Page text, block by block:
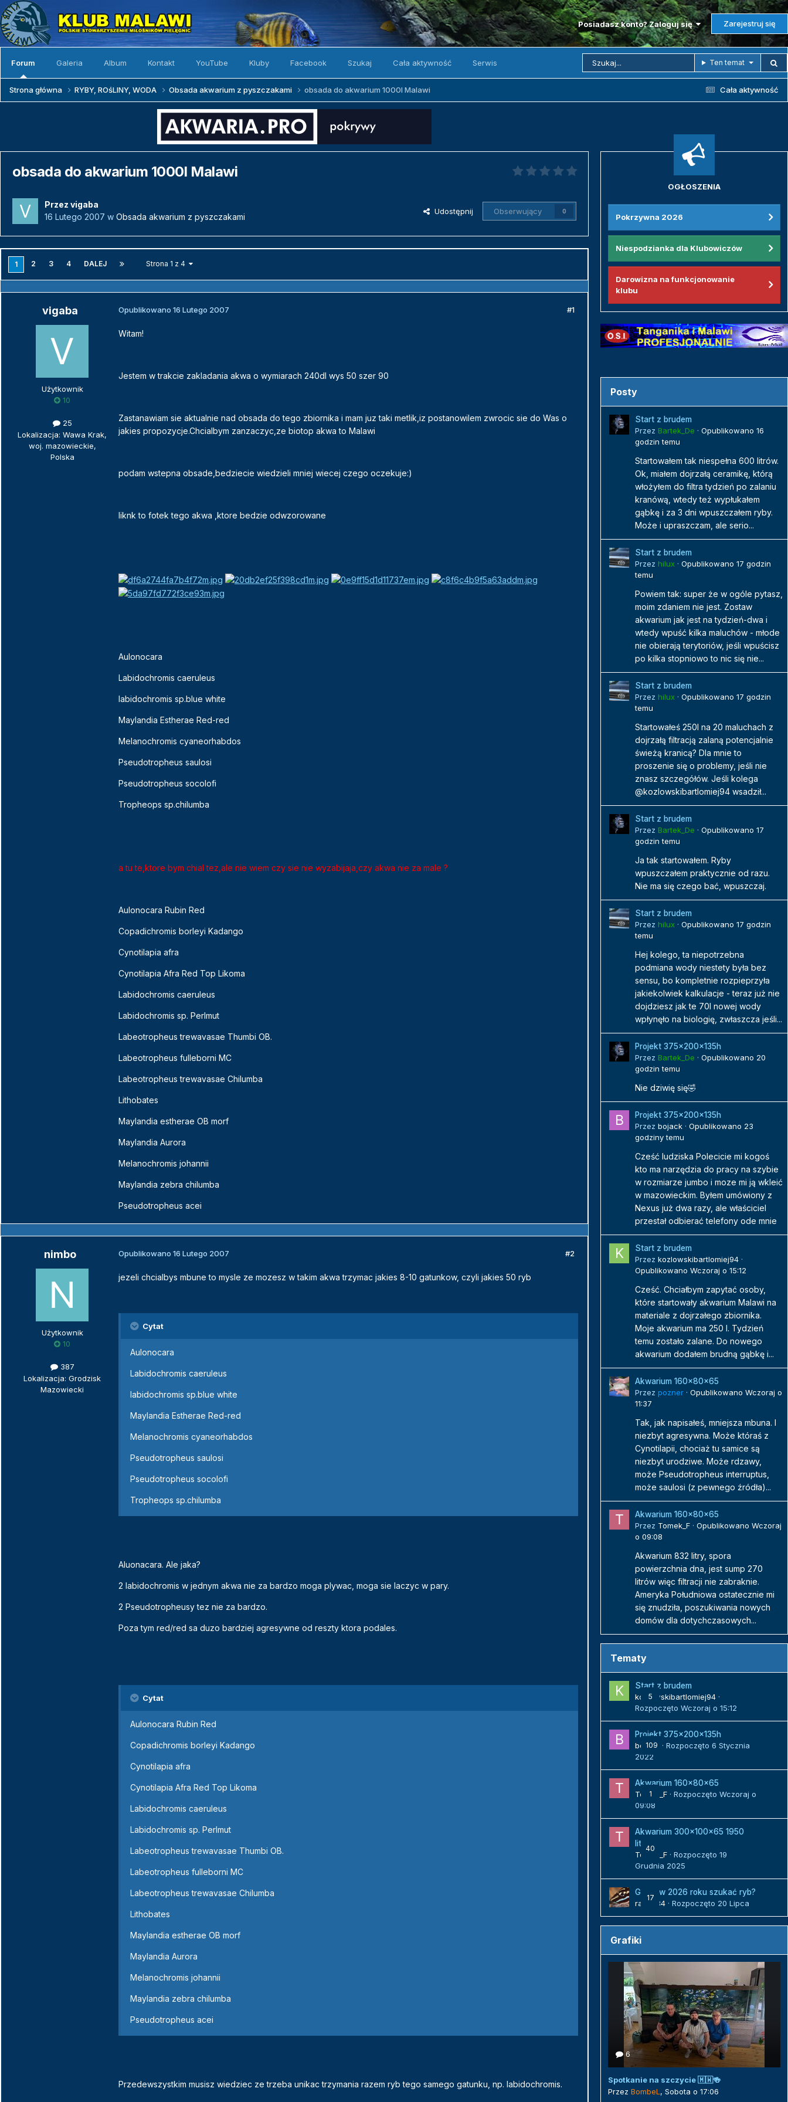
Posiadasz konto? Zaloguj się Zarejestruj się
Forum Galeria Album Kontakt YouTube Kluby Facebook Szukaj Cała aktywność Serwis Ten temat
Cała aktywność
Strona główna RYBY, ROśLINY, WODA Obsada akwarium z pyszczakami obsada do akwarium 1000l Malawi
obsada do akwarium 1000l Malawi
Przez vigaba
16 Lutego 2007 w Obsada akwarium z pyszczakami
Udostępnij Obserwujący 0
1 2 3 4 DALEJ Strona 1 z 4
vigaba
Użytkownik
10
25
Lokalizacja: Wawa Krak,
woj. mazowieckie,
Polska
#1
Opublikowano 16 Lutego 2007
Witam!
Jestem w trakcie zakladania akwa o wymiarach 240dl wys 50 szer 90
Zastanawiam sie aktualnie nad obsada do tego zbiornika i mam juz taki metlik,iz postanowilem zwrocic sie do Was o
jakies propozycje.Chcialbym zanzaczyc,ze biotop akwa to Malawi
podam wstepna obsade,bedziecie wiedzieli mniej wiecej czego oczekuje:)
liknk to fotek tego akwa ,ktore bedzie odwzorowane
Aulonocara
Labidochromis caeruleus
labidochromis sp.blue white
Maylandia Estherae Red-red
Melanochromis cyaneorhabdos
Pseudotropheus saulosi
Pseudotropheus socolofi
Tropheops sp.chilumba
a tu te,ktore bym chial tez,ale nie wiem czy sie nie wyzabijaja,czy akwa nie za male ?
Aulonocara Rubin Red
Copadichromis borleyi Kadango
Cynotilapia afra
Cynotilapia Afra Red Top Likoma
Labidochromis caeruleus
Labidochromis sp. Perlmut
Labeotropheus trewavasae Thumbi OB.
Labeotropheus fulleborni MC
Labeotropheus trewavasae Chilumba
Lithobates
Maylandia estherae OB morf
Maylandia Aurora
Melanochromis johannii
Maylandia zebra chilumba
Pseudotropheus acei
nimbo
Użytkownik
10
387
Lokalizacja: Grodzisk
Mazowiecki
#2
Opublikowano 16 Lutego 2007
jezeli chcialbys mbune to mysle ze mozesz w takim akwa trzymac jakies 8-10 gatunkow, czyli jakies 50 ryb
Cytat
Aulonocara
Labidochromis caeruleus
labidochromis sp.blue white
Maylandia Estherae Red-red
Melanochromis cyaneorhabdos
Pseudotropheus saulosi
Pseudotropheus socolofi
Tropheops sp.chilumba
Aluonacara. Ale jaka?
2 labidochromis w jednym akwa nie za bardzo moga plywac, moga sie laczyc w pary.
2 Pseudotropheusy tez nie za bardzo.
Poza tym red/red sa duzo bardziej agresywne od reszty ktora podales.
Cytat
Aulonocara Rubin Red
Copadichromis borleyi Kadango
Cynotilapia afra
Cynotilapia Afra Red Top Likoma
Labidochromis caeruleus
Labidochromis sp. Perlmut
Labeotropheus trewavasae Thumbi OB.
Labeotropheus fulleborni MC
Labeotropheus trewavasae Chilumba
Lithobates
Maylandia estherae OB morf
Maylandia Aurora
Melanochromis johannii
Maylandia zebra chilumba
Pseudotropheus acei
Przedewszystkim musisz wiedziec ze trzeba unikac trzymania razem ryb tego samego gatunku, np. labidochromis.
OGŁOSZENIA
Pokrzywna 2026
Niespodzianka dla Klubowiczów
Darowizna na funkcjonowanie
klubu
Posty
Start z brudem
Przez Bartek_De · Opublikowano 16
godzin temu
Startowałem tak niespełna 600 litrów.
Ok, miałem dojrzałą ceramikę, którą
włożyłem do filtra tydzień po zalaniu
kranówą, wtedy też wypłukałem
gąbkę i za 3 dni wpuszczałem ryby.
Może i upraszczam, ale serio...
Start z brudem
Przez hilux · Opublikowano 17 godzin
temu
Powiem tak: super że w ogóle pytasz,
moim zdaniem nie jest. Zostaw
akwarium jak jest na tydzień-dwa i
wtedy wpuść kilka maluchów - młode
nie obierają terytoriów, jeśli wpuścisz
po kilka stopniowo to nic się nie...
Start z brudem
Przez hilux · Opublikowano 17 godzin
temu
Startowałeś 250l na 20 maluchach z
dojrzałą filtracją zalaną potencjalnie
świeżą kranicą? Dla mnie to
proszenie się o problemy, jeśli nie
znasz szczegółów. Jeśli kolega
@kozlowskibartlomiej94 wsadził...
Start z brudem
Przez Bartek_De · Opublikowano 17
godzin temu
Ja tak startowałem. Ryby
wpuszczałem praktycznie od razu.
Nie ma się czego bać, wpuszczaj.
Start z brudem
Przez hilux · Opublikowano 17 godzin
temu
Hej kolego, ta niepotrzebna
podmiana wody niestety była bez
sensu, bo kompletnie rozpieprzyła
jakiekolwiek kalkulacje - teraz już nie
dojdziesz jak te 70l nowej wody
wpłynęło na biologię, zwłaszcza jeśli...
Projekt 375x200x135h
Przez Bartek_De · Opublikowano 20
godzin temu
Nie dziwię się🤣
Projekt 375x200x135h
Przez bojack · Opublikowano 23
godziny temu
Cześć ludziska Polecicie mi kogoś
kto ma narzędzia do pracy na szybie
w rozmiarze jumbo i moze mi ją wkleić
w mazowieckim. Byłem umówiony z
Nexus już dwa razy, ale właściciel
przestał odbierać telefony ode mnie
Start z brudem
Przez kozlowskibartlomiej94 ·
Opublikowano Wczoraj o 15:12
Cześć. Chciałbym zapytać osoby,
które startowały akwarium Malawi na
materiale z dojrzałego zbiornika.
Moje akwarium ma 250 l. Tydzień
temu zostało zalane. Do nowego
akwarium dodałem brudną gąbkę i...
Akwarium 160x80x65
Przez pozner · Opublikowano Wczoraj o
11:37
Tak, jak napisałeś, mniejsza mbuna. I
niezbyt agresywna. Może któraś z
Cynotilapii, chociaż tu samice są
niezbyt urodziwe. Może rdzawy,
może Pseudotropheus interruptus,
może saulosi (z pewnego źródła)...
Akwarium 160x80x65
Przez Tomek_F · Opublikowano Wczoraj
o 09:08
Akwarium 832 litry, spora
powierzchnia dna, jest sump 270
litrów więc filtracji nie zabraknie.
Ameryka Południowa ostatecznie mi
się znudziła, poszukiwania nowych
domów dla dotychczasowych...
Tematy
5
Start z brudem
kozlowskibartlomiej94 ·
Rozpoczęto Wczoraj o 15:12
109
Projekt 375x200x135h
bojack · Rozpoczęto 6 Stycznia
2022
1
Akwarium 160x80x65
Tomek_F · Rozpoczęto Wczoraj o
09:08
40
Akwarium 300x100x65 1950
litrów
Tomek_F · Rozpoczęto 19
Grudnia 2025
17
Gdzie w 2026 roku szukać ryb?
radek84 · Rozpoczęto 20 Lipca
Grafiki
6
Spotkanie na szczycie 🇲🇼🍻
Przez BombeL , Sobota o 17:06